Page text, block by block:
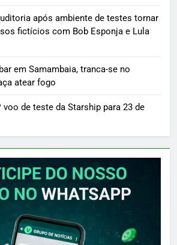
após ambiente de testes tornar
fictícios com Bob Esponja e Lula
em Samambaia, tranca-se no
atear fogo
voo de teste da Starship para 23 de